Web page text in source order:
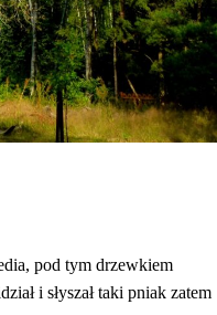
pod tym drzewkiem
i słyszał taki pniak zatem